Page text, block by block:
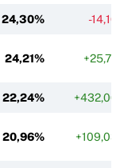
24,30% -
24,21%
22,24%
20,96%